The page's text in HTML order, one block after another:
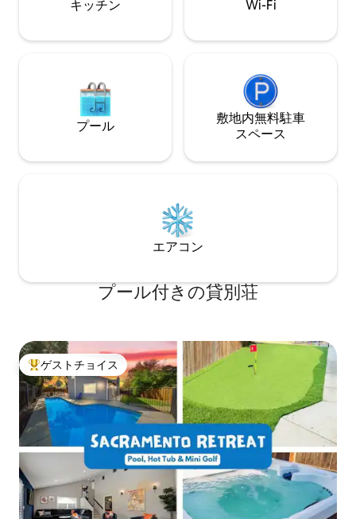
キッチン Wi-Fi
プール
敷地内無料駐⁠車
ス⁠ペ⁠ー⁠ス
エアコン
プール付きの貸別荘
大好評のゲストチョイスです。
ゲストチョイス